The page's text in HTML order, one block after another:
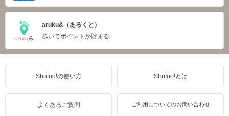
aruku&（あるくと）
歩いてポイントが貯まる
Shufoo!の使い方 Shufoo!とは
よくあるご質問 ご利用についてのお問い合わせ